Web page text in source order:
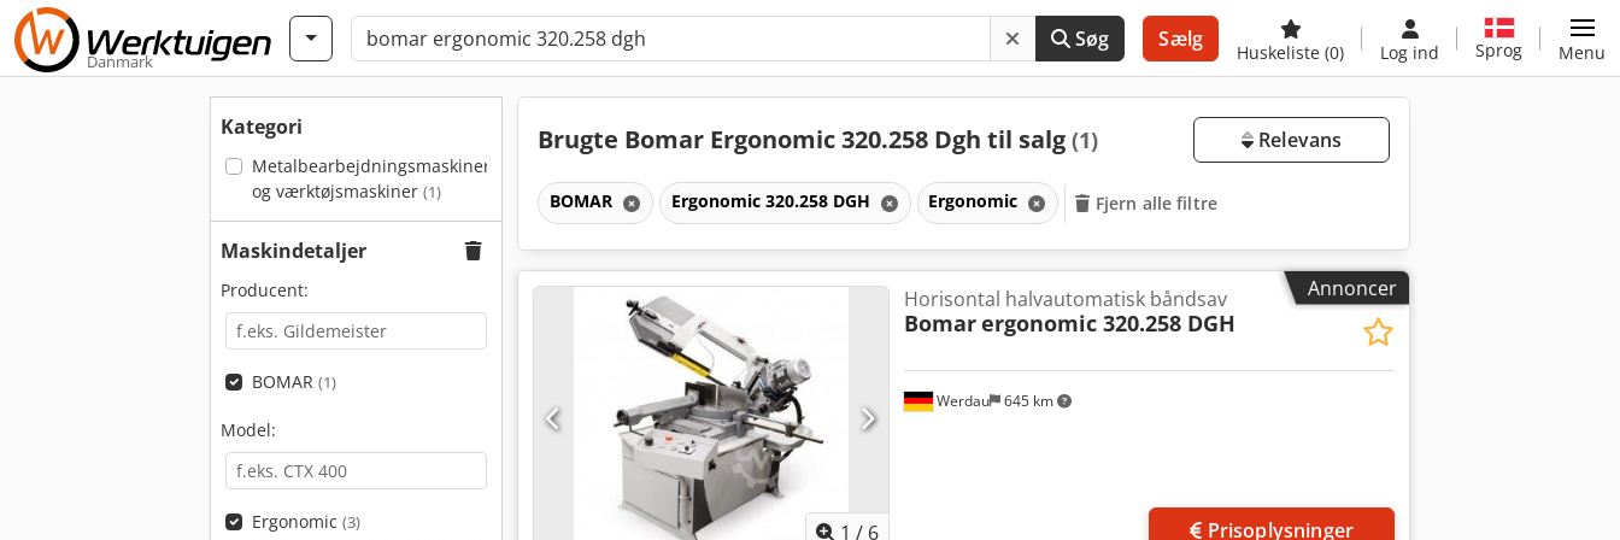
Danmark
Søg Sælg
Huskeliste (0) Log ind Sprog Menu
Kategori
Metalbearbejdningsmaskiner
og værktøjsmaskiner (1)
Maskindetaljer
Producent:
BOMAR (1)
Model:
Ergonomic (3)
Brugte Bomar Ergonomic 320.258 Dgh til salg (1) Relevans
BOMAR Ergonomic 320.258 DGH Ergonomic Fjern alle filtre
Annoncer
1 / 6
Werdau 645 km
Horisontal halvautomatisk båndsav
Bomarergonomic 320.258 DGH
Prisoplysninger